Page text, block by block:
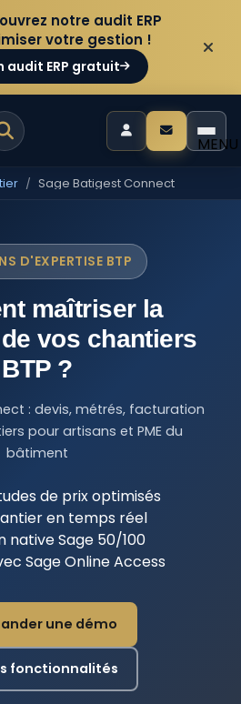
notre audit ERP
votre gestion !
audit ERP gratuit
MENU
Sage Batigest Connect
D'EXPERTISE BTP
maîtriser la
vos chantiers
BTP ?
: devis, métrés, facturation
pour artisans et PME du
bâtiment
de prix optimisés
en temps réel
native Sage 50/100
Sage Online Access
une démo
fonctionnalités